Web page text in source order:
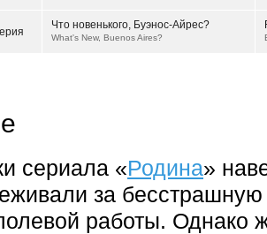
Что новенького, Буэнос-Айрес?
What's New, Buenos Aires?
сериала «Родина»
за
работы. Однако